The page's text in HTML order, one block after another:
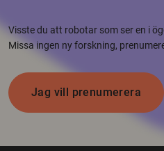
Visste du att robotar som ser en i
Missa ingen ny forskning,
Jag vill prenumerera